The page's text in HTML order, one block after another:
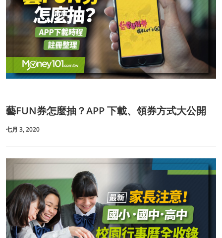
藝FUN券怎麼抽？APP 下載、領券方式大公開
七月 3, 2020